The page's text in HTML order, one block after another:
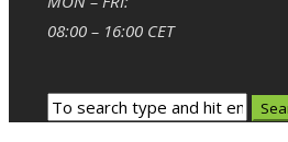
08:00 – 16:00 CET